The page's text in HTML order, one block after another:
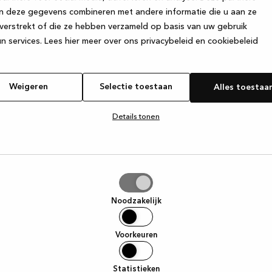
deze gegevens combineren met andere informatie die u aan ze
of die ze hebben verzameld op basis van uw gebruik
services. Lees hier meer over ons privacybeleid en cookiebeleid
Weigeren Selectie toestaan Alles
Details tonen
Noodzakelijk
Voorkeuren
Statistieken
has occurred while loadingwww.kvik.be (see the